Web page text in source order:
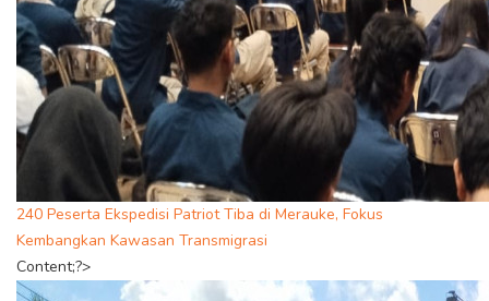
240 Peserta Ekspedisi Patriot Tiba di Merauke, Fokus
Kembangkan Kawasan Transmigrasi
Content;?>